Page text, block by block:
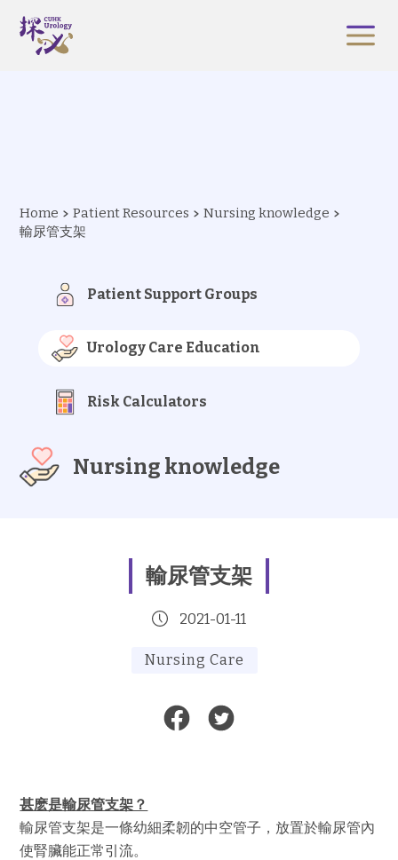
Home Patient Resources
Nursing knowledge
輸尿管支架
Patient Support Groups
Urology Care Education
Risk Calculators
Nursing knowledge
輸尿管支架
2021-01-11
Nursing Care
甚麽是輸尿管支架？
輸尿管支架是一條幼細柔韌的中空管子，放置於輸尿管內
使腎臟能正常引流。